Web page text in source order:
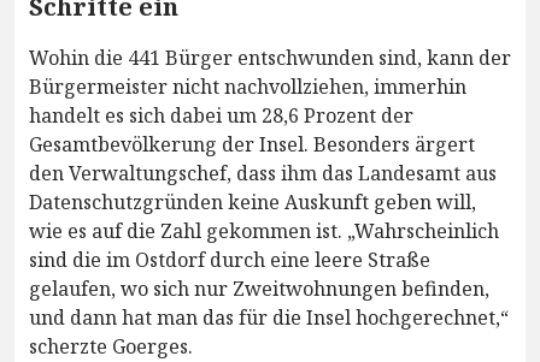
Schritte ein
Wohin die 441 Bürger entschwunden sind, kann der
Bürgermeister nicht nachvollziehen, immerhin
handelt es sich dabei um 28,6 Prozent der
Gesamtbevölkerung der Insel. Besonders ärgert
den Verwaltungschef, dass ihm das Landesamt aus
Datenschutzgründen keine Auskunft geben will,
wie es auf die Zahl gekommen ist. „Wahrscheinlich
sind die im Ostdorf durch eine leere Straße
gelaufen, wo sich nur Zweitwohnungen befinden,
und dann hat man das für die Insel hochgerechnet,“
scherzte Goerges.